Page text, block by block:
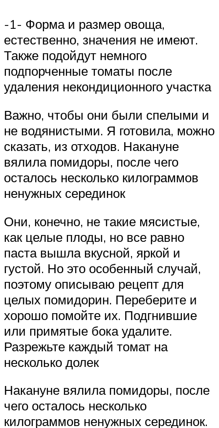
-1- Форма и размер овоща,
естественно, значения не имеют.
Также подойдут немного
подпорченные томаты после
удаления некондиционного участка
Важно, чтобы они были спелыми и
не водянистыми. Я готовила, можно
сказать, из отходов. Накануне
вялила помидоры, после чего
осталось несколько килограммов
ненужных серединок
Они, конечно, не такие мясистые,
как целые плоды, но все равно
паста вышла вкусной, яркой и
густой. Но это особенный случай,
поэтому описываю рецепт для
целых помидорин. Переберите и
хорошо помойте их. Подгнившие
или примятые бока удалите.
Разрежьте каждый томат на
несколько долек
Накануне вялила помидоры, после
чего осталось несколько
килограммов ненужных серединок.